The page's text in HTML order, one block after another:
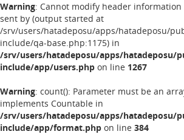
Warning: Cannot modify header
sent by (output started at
/srv/users/hatadeposu/apps/hatadeposu/
include/qa-base.php:1175) in
/srv/users/hatadeposu/apps/hatadeposu/
include/app/users.php on line 1267
Warning: count(): Parameter must be an
implements Countable in
/srv/users/hatadeposu/apps/hatadeposu/
include/app/format.php on line 384